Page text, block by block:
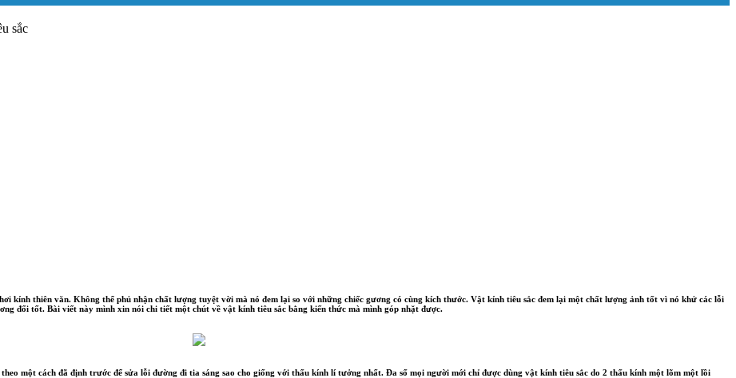
sắc
kính thiên văn. Không thể phủ nhận chất lượng tuyệt vời mà nó đem lại so với những chiếc gương có cùng kích thước. Vật kính tiêu sắc đem lại một chất lượng ảnh tốt vì nó khử các lỗi
đối tốt. Bài viết này mình xin nói chi tiết một chút về vật kính tiêu sắc bằng kiến thức mà mình góp nhặt được.
một cách đã định trước để sửa lỗi đường đi tia sáng sao cho giống với thấu kính lí tưởng nhất. Đa số mọi người mới chỉ được dùng vật kính tiêu sắc do 2 thấu kính một lõm một lồi